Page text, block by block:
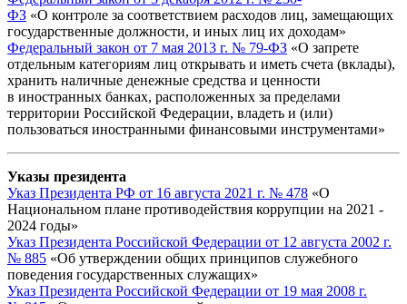
ФЗ «О контроле за соответствием расходов лиц, замещающих
государственные должности, и иных лиц их доходам»
Федеральный закон от 7 мая 2013 г. № 79-ФЗ «О запрете
отдельным категориям лиц открывать и иметь счета (вклады),
хранить наличные денежные средства и ценности
в иностранных банках, расположенных за пределами
территории Российской Федерации, владеть и (или)
пользоваться иностранными финансовыми инструментами»
Указы президента
Указ Президента РФ от 16 августа 2021 г. № 478 «О
Национальном плане противодействия коррупции на 2021 -
2024 годы»
Указ Президента Российской Федерации от 12 августа 2002 г.
№ 885 «Об утверждении общих принципов служебного
поведения государственных служащих»
Указ Президента Российской Федерации от 19 мая 2008 г.